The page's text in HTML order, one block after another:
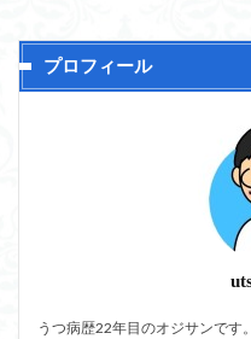
プロフィール
うつ病歴22年目のオジサンです